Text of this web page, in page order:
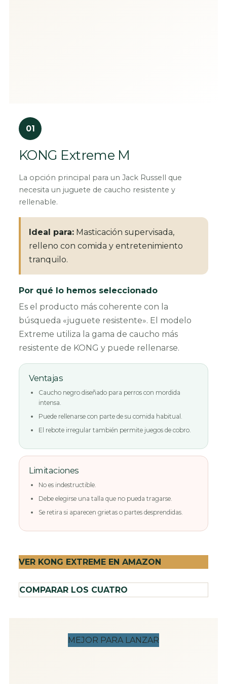
01
KONG Extreme M
La opción principal para un Jack Russell que
necesita un juguete de caucho resistente y
rellenable.
Ideal para: Masticación supervisada,
relleno con comida y entretenimiento
tranquilo.
Por qué lo hemos seleccionado
Es el producto más coherente con la
búsqueda «juguete resistente». El modelo
Extreme utiliza la gama de caucho más
resistente de KONG y puede rellenarse.
Ventajas
Caucho negro diseñado para perros con mordida
intensa.
Puede rellenarse con parte de su comida habitual.
El rebote irregular también permite juegos de cobro.
Limitaciones
No es indestructible.
Debe elegirse una talla que no pueda tragarse.
Se retira si aparecen grietas o partes desprendidas.
VER KONG EXTREME EN AMAZON
COMPARAR LOS CUATRO
MEJOR PARA LANZAR